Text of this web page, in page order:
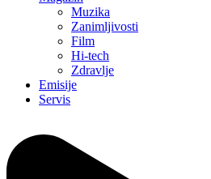
Muzika
Zanimljivosti
Film
Hi-tech
Zdravlje
Emisije
Servis